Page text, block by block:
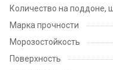
Количество на поддоне,
Марка прочности
Морозостойкость
Поверхность